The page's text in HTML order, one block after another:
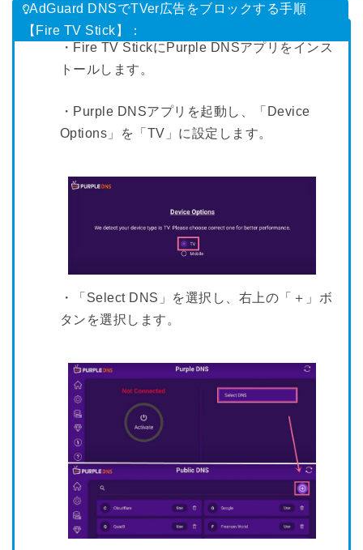
AdGuard DNSでTVer広告をブロックする手順
【Fire TV Stick】：
・Fire TV StickにPurple DNSアプリをインス
トールします。
・Purple DNSアプリを起動し、「Device
Options」を「TV」に設定します。
・「Select DNS」を選択し、右上の「＋」ボ
タンを選択します。